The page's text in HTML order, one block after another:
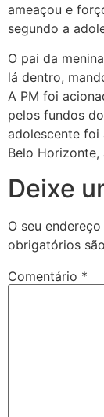
ameaçou e
segundo a
O pai da
lá dentro,
A PM foi
pelos fundos
adolescente foi
Belo Horizonte,
Deixe
O seu
obrigatórios
Comentário *